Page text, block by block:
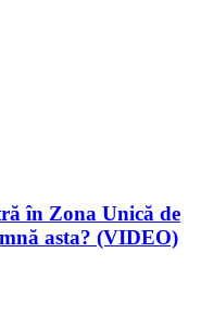
în Zona Unică de
asta? (VIDEO)